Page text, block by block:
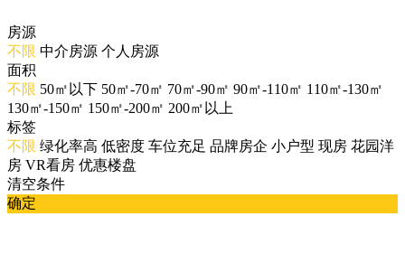
房源
不限 中介房源 个人房源
面积
不限 50㎡以下 50㎡-70㎡ 70㎡-90㎡ 90㎡-110㎡ 110㎡-130㎡
130㎡-150㎡ 150㎡-200㎡ 200㎡以上
标签
不限 绿化率高 低密度 车位充足 品牌房企 小户型 现房 花园洋
房 VR看房 优惠楼盘
清空条件
确定